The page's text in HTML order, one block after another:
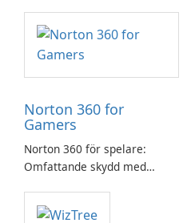
Norton 360 for
Gamers
Norton 360 för spelare:
Omfattande skydd med